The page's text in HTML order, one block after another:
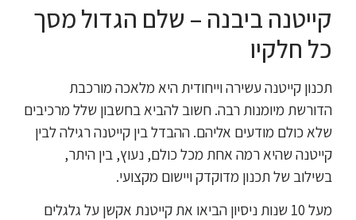
קייטנה ביבנה – שלם הגדול מסך
כל חלקיו
תכנון קייטנה עשירה וייחודית היא מלאכה מורכבת
הדורשת מיומנות רבה. חשוב להביא בחשבון שלל מרכיבים
שלא כולם מודעים אליהם. ההבדל בין קייטנה רגילה לבין
קייטנה שהיא רמה אחת מכל כולם, נעוץ, בין היתר,
בשילוב של תכנון מדוקדק ויישום מקצועי.
מעל 10 שנות ניסיון הביאו את קייטנת אקשן על גלגלים